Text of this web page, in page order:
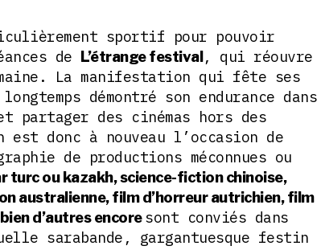
sportif pour pouvoir
de L’étrange festival, qui réouvre
La manifestation qui fête ses
démontré son endurance dans
partager des cinémas hors des
donc à nouveau l’occasion de
de productions méconnues ou
turc ou kazakh, science-fiction chinoise,
australienne, film d’horreur autrichien, film
d’autres encoresont conviés dans
sarabande, gargantuesque festin